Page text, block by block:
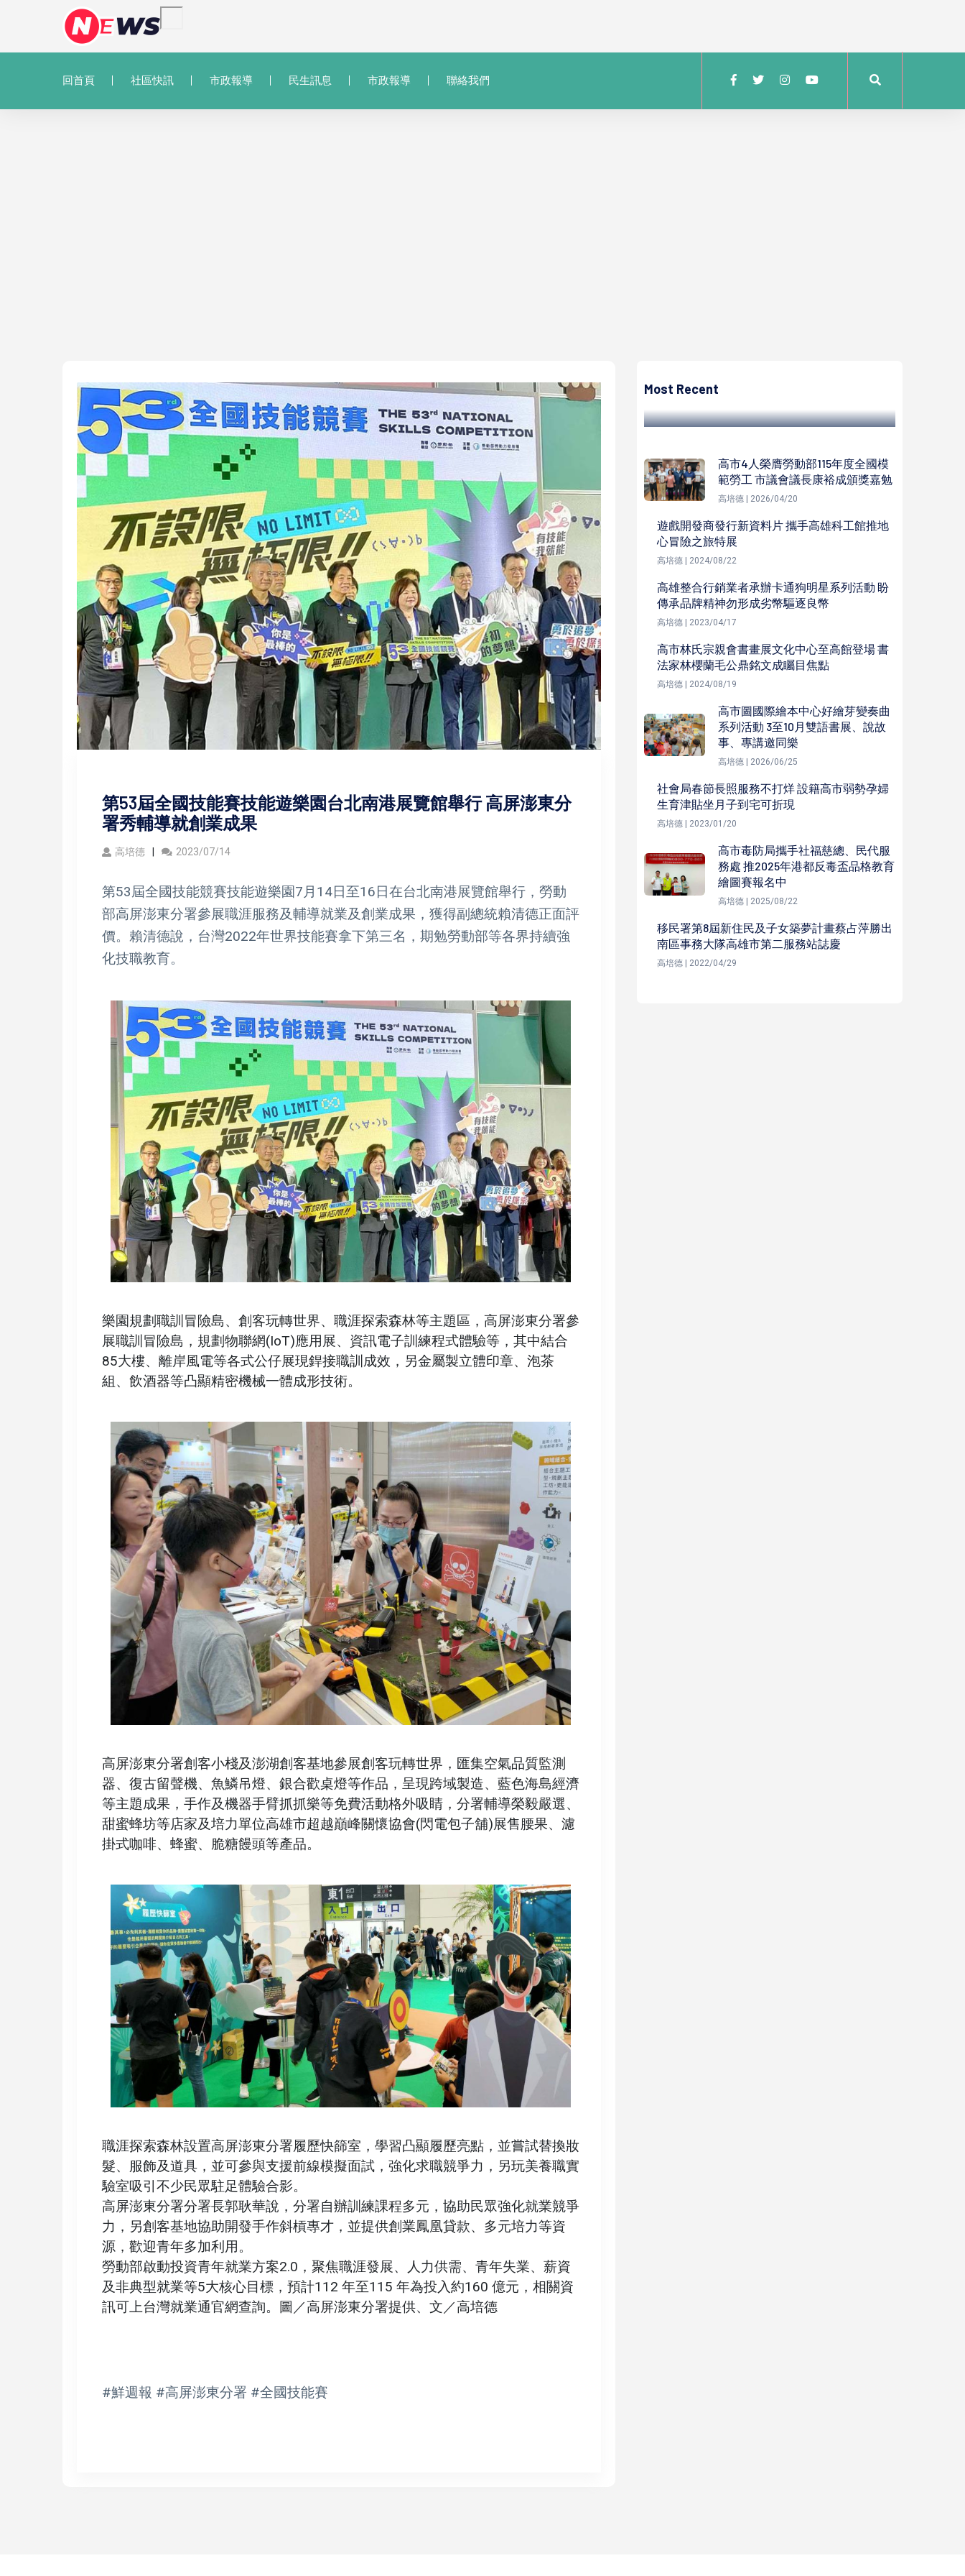
回首頁 社區快訊 市政報導 民生訊息 市政報導 聯絡我們
第53屆全國技能賽技能遊樂園台北南港展覽館舉行 高屏澎東分
署秀輔導就創業成果
高培德 2023/07/14
第53屆全國技能競賽技能遊樂園7月14日至16日在台北南港展覽館舉行，勞動
部高屏澎東分署參展職涯服務及輔導就業及創業成果，獲得副總統賴清德正面評
價。賴清德說，台灣2022年世界技能賽拿下第三名，期勉勞動部等各界持續強
化技職教育。
樂園規劃職訓冒險島、創客玩轉世界、職涯探索森林等主題區，高屏澎東分署參
展職訓冒險島，規劃物聯網(IoT)應用展、資訊電子訓練程式體驗等，其中結合
85大樓、離岸風電等各式公仔展現銲接職訓成效，另金屬製立體印章、泡茶
組、飲酒器等凸顯精密機械一體成形技術。
高屏澎東分署創客小棧及澎湖創客基地參展創客玩轉世界，匯集空氣品質監測
器、復古留聲機、魚鱗吊燈、銀合歡桌燈等作品，呈現跨域製造、藍色海島經濟
等主題成果，手作及機器手臂抓抓樂等免費活動格外吸睛，分署輔導榮毅嚴選、
甜蜜蜂坊等店家及培力單位高雄市超越巔峰關懷協會(閃電包子舖)展售腰果、濾
掛式咖啡、蜂蜜、脆糖饅頭等產品。
職涯探索森林設置高屏澎東分署履歷快篩室，學習凸顯履歷亮點，並嘗試替換妝
髮、服飾及道具，並可參與支援前線模擬面試，強化求職競爭力，另玩美養職實
驗室吸引不少民眾駐足體驗合影。
高屏澎東分署分署長郭耿華說，分署自辦訓練課程多元，協助民眾強化就業競爭
力，另創客基地協助開發手作斜槓專才，並提供創業鳳凰貸款、多元培力等資
源，歡迎青年多加利用。
勞動部啟動投資青年就業方案2.0，聚焦職涯發展、人力供需、青年失業、薪資
及非典型就業等5大核心目標，預計112 年至115 年為投入約160 億元，相關資
訊可上台灣就業通官網查詢。圖／高屏澎東分署提供、文／高培德
#鮮週報 #高屏澎東分署 #全國技能賽
Most Recent
朝重度級急救責任醫院邁進
高市4人榮膺勞動部115年度全國模
範勞工 市議會議長康裕成頒獎嘉勉
高培德 | 2026/04/20
遊戲開發商發行新資料片 攜手高雄科工館推地
心冒險之旅特展
高培德 | 2024/08/22
高雄整合行銷業者承辦卡通狗明星系列活動 盼
傳承品牌精神勿形成劣幣驅逐良幣
高培德 | 2023/04/17
高市林氏宗親會書畫展文化中心至高館登場 書
法家林櫻蘭毛公鼎銘文成矚目焦點
高培德 | 2024/08/19
高市圖國際繪本中心好繪芽變奏曲
系列活動 3至10月雙語書展、說故
事、專講邀同樂
高培德 | 2026/06/25
社會局春節長照服務不打烊 設籍高市弱勢孕婦
生育津貼坐月子到宅可折現
高培德 | 2023/01/20
高市毒防局攜手社福慈總、民代服
務處 推2025年港都反毒盃品格教育
繪圖賽報名中
高培德 | 2025/08/22
移民署第8屆新住民及子女築夢計畫蔡占萍勝出
南區事務大隊高雄市第二服務站誌慶
高培德 | 2022/04/29